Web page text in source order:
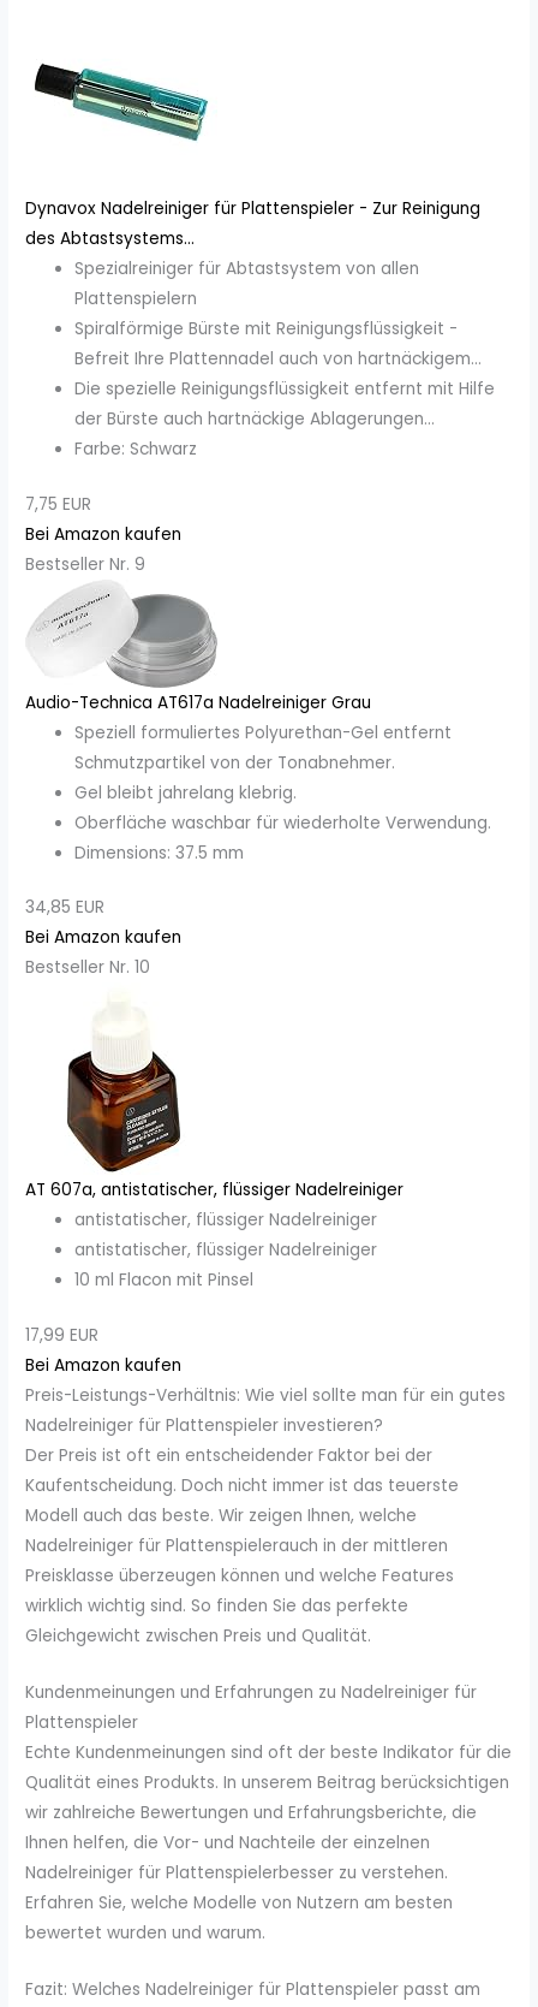
Dynavox Nadelreiniger für Plattenspieler - Zur Reinigung
des Abtastsystems...
Spezialreiniger für Abtastsystem von allen
Plattenspielern
Spiralförmige Bürste mit Reinigungsflüssigkeit -
Befreit Ihre Plattennadel auch von hartnäckigem...
Die spezielle Reinigungsflüssigkeit entfernt mit Hilfe
der Bürste auch hartnäckige Ablagerungen...
Farbe: Schwarz
7,75 EUR
Bei Amazon kaufen
Bestseller Nr. 9
Audio-Technica AT617a Nadelreiniger Grau
Speziell formuliertes Polyurethan-Gel entfernt
Schmutzpartikel von der Tonabnehmer.
Gel bleibt jahrelang klebrig.
Oberfläche waschbar für wiederholte Verwendung.
Dimensions: 37.5 mm
34,85 EUR
Bei Amazon kaufen
Bestseller Nr. 10
AT 607a, antistatischer, flüssiger Nadelreiniger
antistatischer, flüssiger Nadelreiniger
antistatischer, flüssiger Nadelreiniger
10 ml Flacon mit Pinsel
17,99 EUR
Bei Amazon kaufen
Preis-Leistungs-Verhältnis: Wie viel sollte man für ein gutes
Nadelreiniger für Plattenspieler investieren?
Der Preis ist oft ein entscheidender Faktor bei der
Kaufentscheidung. Doch nicht immer ist das teuerste
Modell auch das beste. Wir zeigen Ihnen, welche
Nadelreiniger für Plattenspielerauch in der mittleren
Preisklasse überzeugen können und welche Features
wirklich wichtig sind. So finden Sie das perfekte
Gleichgewicht zwischen Preis und Qualität.
Kundenmeinungen und Erfahrungen zu Nadelreiniger für
Plattenspieler
Echte Kundenmeinungen sind oft der beste Indikator für die
Qualität eines Produkts. In unserem Beitrag berücksichtigen
wir zahlreiche Bewertungen und Erfahrungsberichte, die
Ihnen helfen, die Vor- und Nachteile der einzelnen
Nadelreiniger für Plattenspielerbesser zu verstehen.
Erfahren Sie, welche Modelle von Nutzern am besten
bewertet wurden und warum.
Fazit: Welches Nadelreiniger für Plattenspieler passt am